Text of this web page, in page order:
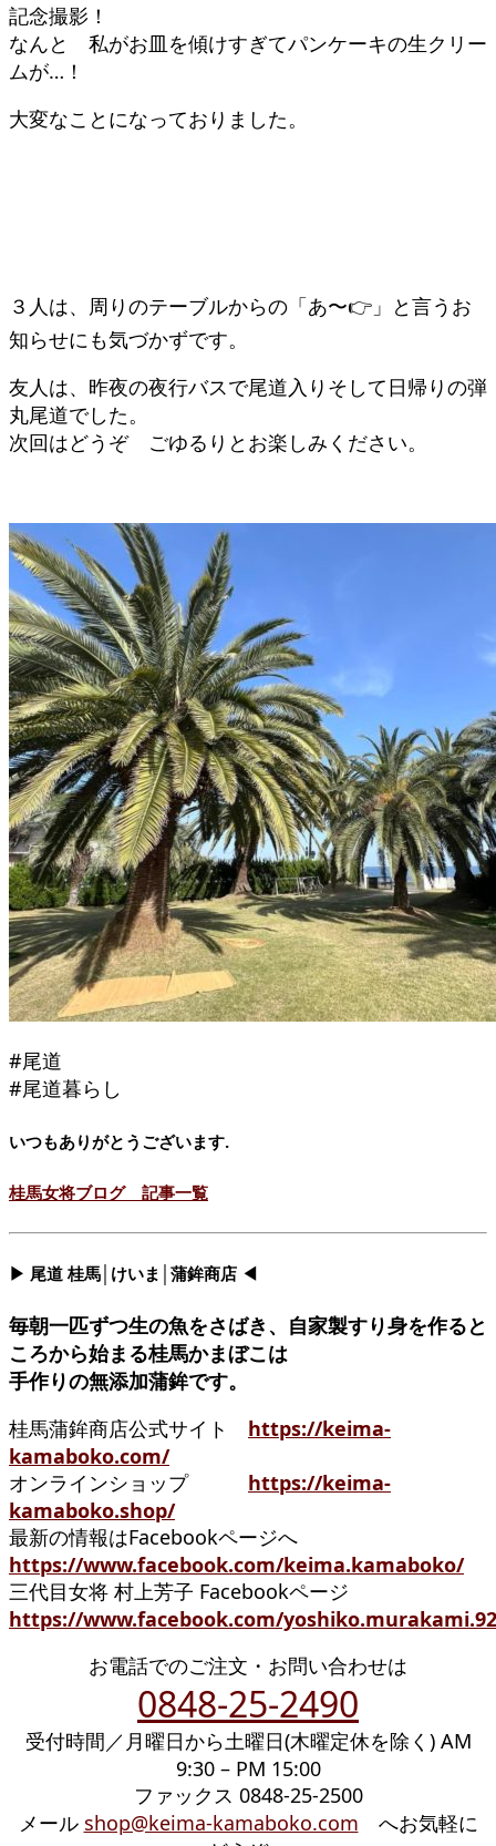
記念撮影！
なんと 私がお皿を傾けすぎてパンケーキの生クリー
ムが…！
大変なことになっておりました。
３人は、周りのテーブルからの「あ〜👉」と言うお
知らせにも気づかずです。
友人は、昨夜の夜行バスで尾道入りそして日帰りの弾
丸尾道でした。
次回はどうぞ ごゆるりとお楽しみください。
#尾道
#尾道暮らし
いつもありがとうございます.
桂馬女将ブログ 記事一覧
▶ 尾道 桂馬│けいま│蒲鉾商店 ◀
毎朝一匹ずつ生の魚をさばき、自家製すり身を作ると
ころから始まる桂馬かまぼこは
手作りの無添加蒲鉾です。
桂馬蒲鉾商店公式サイト https://keima-
kamaboko.com/
オンラインショップ https://keima-
kamaboko.shop/
最新の情報はFacebookページへ
https://www.facebook.com/keima.kamaboko/
三代目女将 村上芳子 Facebookページ
https://www.facebook.com/
お電話でのご注文・お問い合わせは
0848-25-2490
受付時間／月曜日から土曜日(木曜定休を除く) AM
9:30 – PM 15:00
ファックス 0848-25-2500
メール shop@keima-kamaboko.com へお気軽に